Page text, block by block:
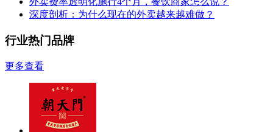
深度剖析：为什么现在的外卖越来越难做？
行业热门品牌
更多查看